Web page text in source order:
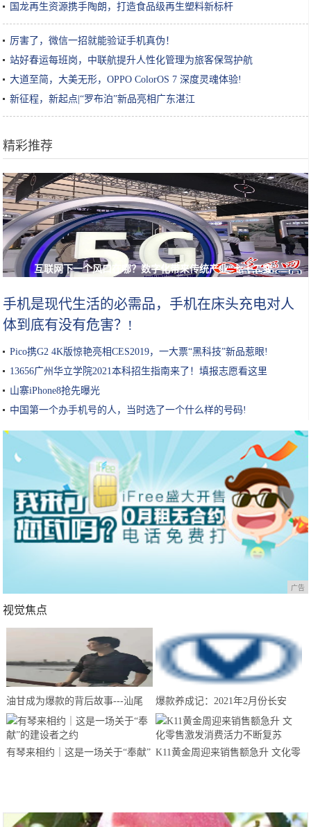
国龙再生资源携手陶朗，打造食品级再生塑料新标杆
厉害了，微信一招就能验证手机真伪！
站好春运每班岗，中联航提升人性化管理为旅客保驾护航
大道至简，大美无形，OPPO ColorOS 7 深度灵魂体验!
新征程，新起点|“罗布泊”新品亮相广东湛江
精彩推荐
互联网下一个风口在哪？数字化带来传统产业“七十二变”
手机是现代生活的必需品，手机在床头充电对人
体到底有没有危害？!
Pico携G2 4K版惊艳亮相CES2019，一大票“黑科技”新品惹眼!
13656广州华立学院2021本科招生指南来了！填报志愿看这里
山寨iPhone8抢先曝光
中国第一个办手机号的人，当时选了一个什么样的号码!
广告
视觉焦点
油甘成为爆款的背后故事---汕尾
南果农业带你来揭晓
爆款养成记：2021年2月份长安
CS75夺得中国SUV销量冠军
有琴来相约｜这是一场关于“奉献” K11黄金周迎来销售额急升 文化零